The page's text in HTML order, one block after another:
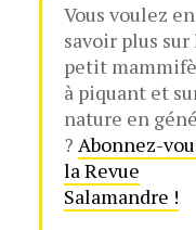
Vous voulez en
savoir plus sur
petit
à piquant et
nature en
? Abonnez-
la Revue
Salamandre !